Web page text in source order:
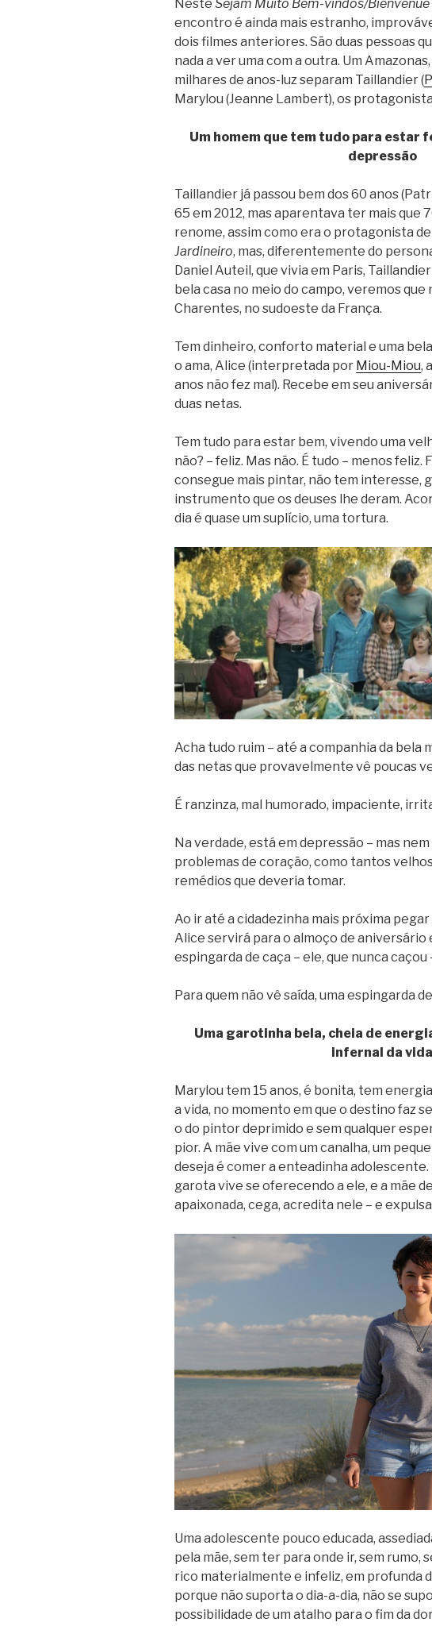
Neste Sejam Muito Bem-vindos/
encontro é ainda mais estranho,
dois filmes anteriores. São duas pessoas
nada a ver uma com a outra. Um
milhares de anos-luz separam Taillandier (
Marylou (Jeanne Lambert), os
Um homem que tem tudo para estar
depressão
Taillandier já passou bem dos 60 anos
65 em 2012, mas aparentava ter mais que
renome, assim como era o protagonista de
Jardineiro, mas, diferentemente do
Daniel Auteil, que vivia em Paris,
bela casa no meio do campo, veremos que
Charentes, no sudoeste da França.
Tem dinheiro, conforto material e uma
o ama, Alice (interpretada por Miou-Miou,
anos não fez mal). Recebe em seu
duas netas.
Tem tudo para estar bem, vivendo uma
não? – feliz. Mas não. É tudo – menos feliz.
consegue mais pintar, não tem interesse,
instrumento que os deuses lhe deram.
dia é quase um suplício, uma tortura.
Acha tudo ruim – até a companhia da bela
das netas que provavelmente vê poucas
É ranzinza, mal humorado, impaciente,
Na verdade, está em depressão – mas
problemas de coração, como tantos
remédios que deveria tomar.
Ao ir até a cidadezinha mais próxima
Alice servirá para o almoço de aniversário
espingarda de caça – ele, que nunca caçou
Para quem não vê saída, uma espingarda
Uma garotinha bela, cheia de
infernal da vida
Marylou tem 15 anos, é bonita, tem
a vida, no momento em que o destino faz
o do pintor deprimido e sem qualquer
pior. A mãe vive com um canalha, um
deseja é comer a enteadinha adolescente.
garota vive se oferecendo a ele, e a mãe
apaixonada, cega, acredita nele – e
Uma adolescente pouco educada,
pela mãe, sem ter para onde ir, sem rumo,
rico materialmente e infeliz, em profunda
porque não suporta o dia-a-dia, não se
possibilidade de um atalho para o fim da